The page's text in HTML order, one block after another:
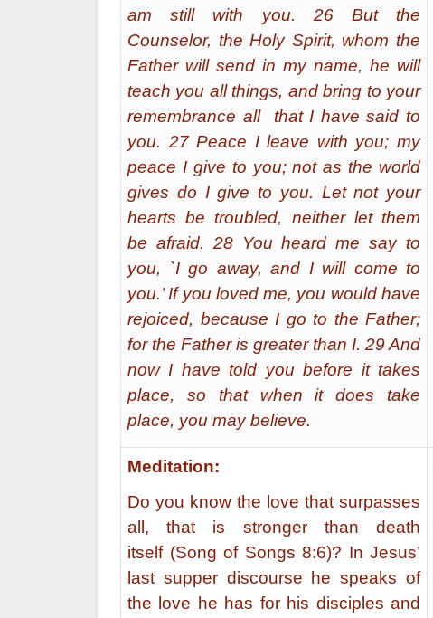
am still with you. 26 But the
Counselor, the Holy Spirit, whom the
Father will send in my name, he will
teach you all things, and bring to your
remembrance all that I have said to
you. 27 Peace I leave with you; my
peace I give to you; not as the world
gives do I give to you. Let not your
hearts be troubled, neither let them
be afraid. 28 You heard me say to
you, `I go away, and I will come to
you.’ If you loved me, you would have
rejoiced, because I go to the Father;
for the Father is greater than I. 29 And
now I have told you before it takes
place, so that when it does take
place, you may believe.
Meditation:
Do you know the love that surpasses
all, that is stronger than death
itself (Song of Songs 8:6)? In Jesus’
last supper discourse he speaks of
the love he has for his disciples and